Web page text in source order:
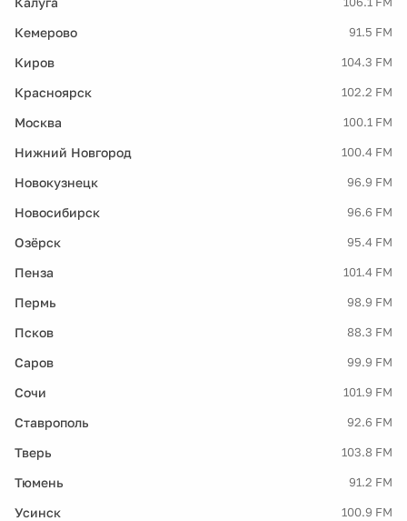
Кемерово 91.5 FM
Киров 104.3 FM
Красноярск 102.2 FM
Москва 100.1 FM
Нижний Новгород 100.4 FM
Новокузнецк 96.9 FM
Новосибирск 96.6 FM
Озёрск 95.4 FM
Пенза 101.4 FM
Пермь 98.9 FM
Псков 88.3 FM
Саров 99.9 FM
Сочи 101.9 FM
Ставрополь 92.6 FM
Тверь 103.8 FM
Тюмень 91.2 FM
Усинск 100.9 FM